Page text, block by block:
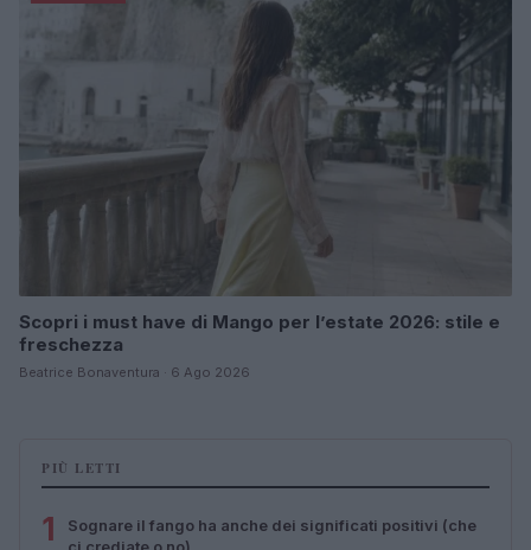
Scopri i must have di Mango per l’estate 2026: stile e
freschezza
Beatrice Bonaventura · 6 Ago 2026
PIÙ LETTI
1
Sognare il fango ha anche dei significati positivi (che
ci crediate o no)